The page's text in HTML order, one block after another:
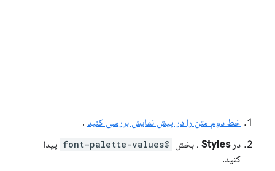
خط دوم متن را در پیش نمایش بررسی کنید .
درStyles ، بخش @font-palette-values
پیدا
کنید.